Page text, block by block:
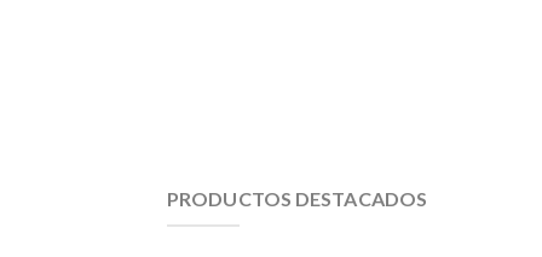
PRODUCTOS DESTACADOS